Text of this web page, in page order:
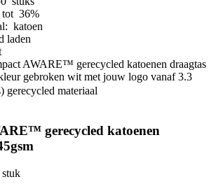
tot 36%
katoen
laden
gerecycled materiaal
gerecycled katoenen
stuk